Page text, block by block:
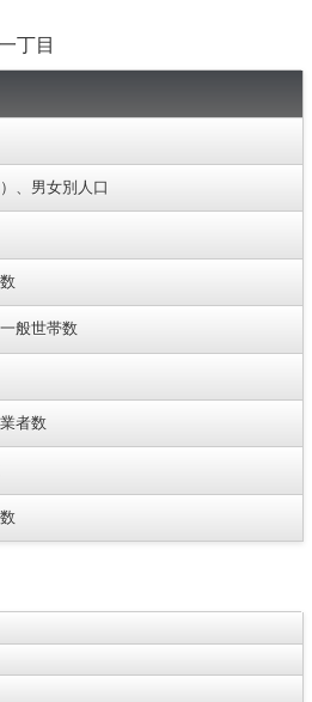
丁目
、男女別人口
般世帯数
者数